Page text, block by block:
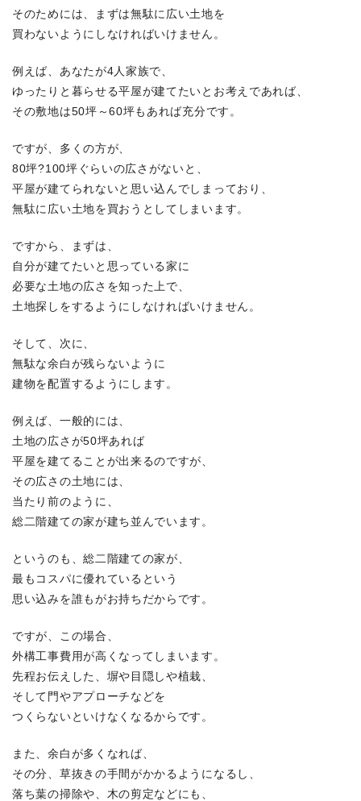
そのためには、まずは無駄に広い土地を
買わないようにしなければいけません。
例えば、あなたが4人家族で、
ゆったりと暮らせる平屋が建てたいとお考えであれば、
その敷地は50坪～60坪もあれば充分です。
ですが、多くの方が、
80坪?100坪ぐらいの広さがないと、
平屋が建てられないと思い込んでしまっており、
無駄に広い土地を買おうとしてしまいます。
ですから、まずは、
自分が建てたいと思っている家に
必要な土地の広さを知った上で、
土地探しをするようにしなければいけません。
そして、次に、
無駄な余白が残らないように
建物を配置するようにします。
例えば、一般的には、
土地の広さが50坪あれば
平屋を建てることが出来るのですが、
その広さの土地には、
当たり前のように、
総二階建ての家が建ち並んでいます。
というのも、総二階建ての家が、
最もコスパに優れているという
思い込みを誰もがお持ちだからです。
ですが、この場合、
外構工事費用が高くなってしまいます。
先程お伝えした、塀や目隠しや植栽、
そして門やアプローチなどを
つくらないといけなくなるからです。
また、余白が多くなれば、
その分、草抜きの手間がかかるようになるし、
落ち葉の掃除や、木の剪定などにも、